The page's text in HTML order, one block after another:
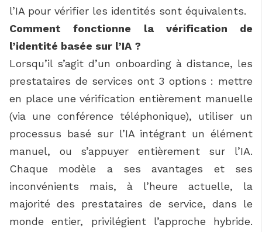
l’IA pour vérifier les identités sont équivalents.
Comment fonctionne la vérification de
l’identité basée sur l’IA ?
Lorsqu’il s’agit d’un onboarding à distance, les
prestataires de services ont 3 options : mettre
en place une vérification entièrement manuelle
(via une conférence téléphonique), utiliser un
processus basé sur l’IA intégrant un élément
manuel, ou s’appuyer entièrement sur l’IA.
Chaque modèle a ses avantages et ses
inconvénients mais, à l’heure actuelle, la
majorité des prestataires de service, dans le
monde entier, privilégient l’approche hybride.